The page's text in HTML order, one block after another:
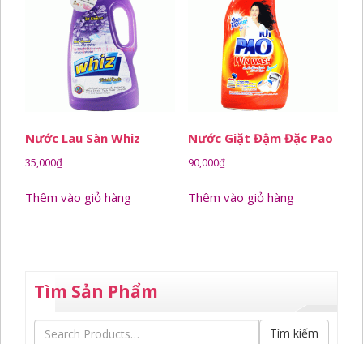
Nước Lau Sàn Whiz
35,000₫
Thêm vào giỏ hàng
Nước Giặt Đậm Đặc Pao
90,000₫
Thêm vào giỏ hàng
Tìm Sản Phẩm
Tìm kiếm